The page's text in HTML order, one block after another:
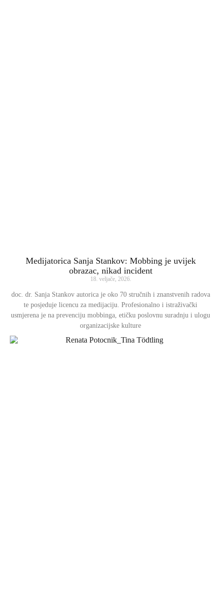
Medijatorica Sanja Stankov: Mobbing je uvijek
obrazac, nikad incident
18. veljače, 2026.
doc. dr. Sanja Stankov autorica je oko 70 stručnih i znanstvenih radova
te posjeduje licencu za medijaciju. Profesionalno i istraživački
usmjerena je na prevenciju mobbinga, etičku poslovnu suradnju i ulogu
organizacijske kulture